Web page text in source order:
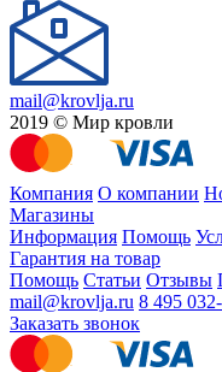
mail@krovlja.ru
2019 © Мир кровли
Компания О компании
Магазины
Информация Помощь
Гарантия на товар
Помощь Статьи Отзывы
mail@krovlja.ru 8 495
Заказать звонок